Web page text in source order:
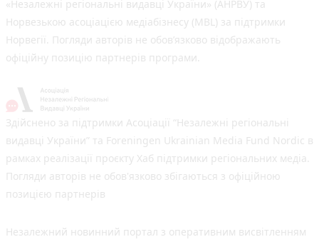
«Незалежні регіональні видавці України» (АНРВУ) та
Норвезькою асоціацією медіабізнесу (MBL) за підтримки
Норвегії. Погляди авторів не обов’язково відображають
офіційну позицію партнерів програми.
Здійснено за підтримки Асоціації “Незалежні регіональні
видавці України” та Foreningen Ukrainian Media Fund Nordic в
рамках реалізації проєкту Хаб підтримки регіональних медіа.
Погляди авторів не обов'язково збігаються з офіційною
позицією партнерів
Незалежний новинний портал з оперативним висвітленням